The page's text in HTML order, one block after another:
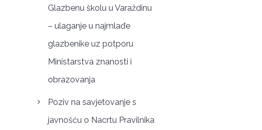
Glazbenu školu u Varaždinu
– ulaganje u najmlađe
glazbenike uz potporu
Ministarstva znanosti i
obrazovanja
Poziv na savjetovanje s
javnošću o Nacrtu Pravilnika